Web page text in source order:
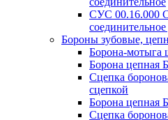
СУС 00.16.000
Бороны зубовые,
Борона-мотыга
Борона
Сцепка
сцепкой
Борона цепная
Сцепка